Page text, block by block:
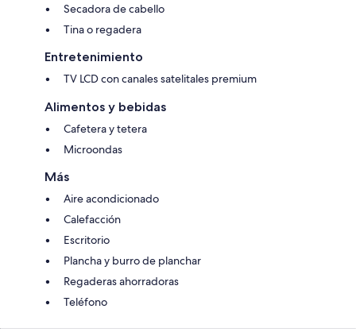
Secadora de cabello
Tina o regadera
Entretenimiento
TV LCD con canales satelitales premium
Alimentos y bebidas
Cafetera y tetera
Microondas
Más
Aire acondicionado
Calefacción
Escritorio
Plancha y burro de planchar
Regaderas ahorradoras
Teléfono